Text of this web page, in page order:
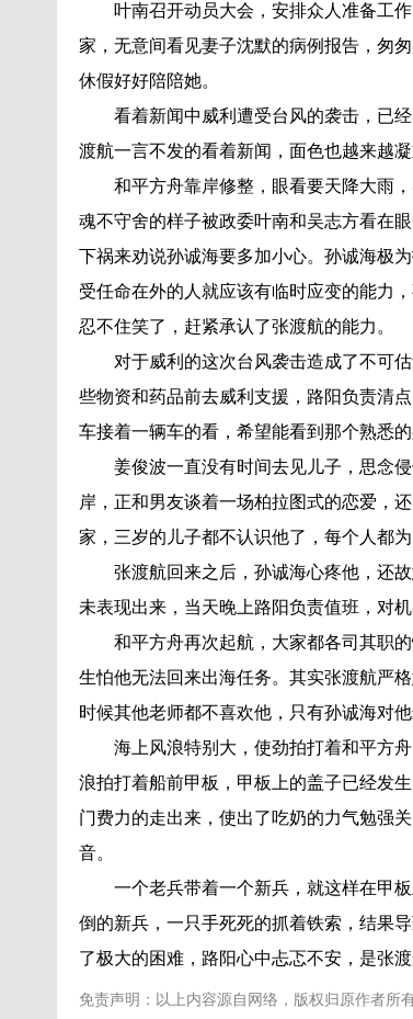
叶南召开动员大会，安排众人准备工作
家，无意间看见妻子沈默的病例报告，匆
休假好好陪陪她。
看着新闻中威利遭受台风的袭击，已经
渡航一言不发的看着新闻，面色也越来越
和平方舟靠岸修整，眼看要天降大雨，
魂不守舍的样子被政委叶南和吴志方看在
下祸来劝说孙诚海要多加小心。孙诚海极
受任命在外的人就应该有临时应变的能力
忍不住笑了，赶紧承认了张渡航的能力。
对于威利的这次台风袭击造成了不可估
些物资和药品前去威利支援，路阳负责清
车接着一辆车的看，希望能看到那个熟悉
姜俊波一直没有时间去见儿子，思念侵
岸，正和男友谈着一场柏拉图式的恋爱，
家，三岁的儿子都不认识他了，每个人都为
张渡航回来之后，孙诚海心疼他，还故
未表现出来，当天晚上路阳负责值班，对
和平方舟再次起航，大家都各司其职的
生怕他无法回来出海任务。其实张渡航严
时候其他老师都不喜欢他，只有孙诚海对他
海上风浪特别大，使劲拍打着和平方舟
浪拍打着船前甲板，甲板上的盖子已经发
门费力的走出来，使出了吃奶的力气勉强
音。
一个老兵带着一个新兵，就这样在甲板
倒的新兵，一只手死死的抓着铁索，结果
了极大的困难，路阳心中忐忑不安，是张
免责声明：以上内容源自网络，版权归原作者所